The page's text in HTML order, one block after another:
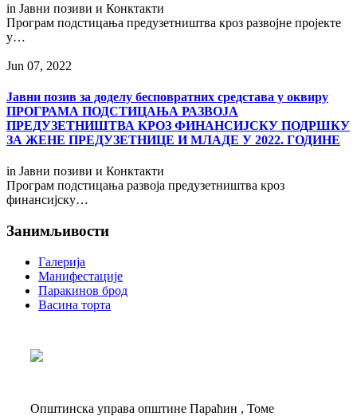
in Јавни позиви и Конктакти
Програм подстицања предузетништва кроз развојне пројекте
у…
Jun 07, 2022
Јавни позив за доделу бесповратних средстава у оквиру
ПРОГРАМА ПОДСТИЦАЊА РАЗВОЈА
ПРЕДУЗЕТНИШТВА КРОЗ ФИНАНСИЈСКУ ПОДРШКУ
ЗА ЖЕНЕ ПРЕДУЗЕТНИЦЕ И МЛАДЕ У 2022. ГОДИНЕ
in Јавни позиви и Конктакти
Програм подстицања развоја предузетништва кроз
финансијску…
Занимљивости
Галерија
Манифестације
Паракинов брод
Васина торта
Општинска управа општине Параћин , Томе